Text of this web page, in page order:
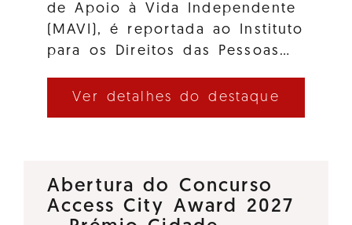
de Apoio à Vida Independente
(MAVI), é reportada ao Instituto
para os Direitos das Pessoas…
Ver detalhes do destaque
Abertura do Concurso
Access City Award 2027